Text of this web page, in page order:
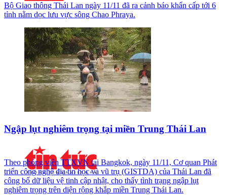
Bộ Giao thông Thái Lan ngày 11/11 đã ra cảnh báo khẩn cấp tới 6
tỉnh nằm dọc lưu vực sông Chao Phraya.
Ngập lụt nghiêm trọng tại miền Trung Thái Lan
Theo phóng viên TTXVN tại Bangkok, ngày 11/11, Cơ quan Phát
triển công nghệ địa tin học và vũ trụ (GISTDA) của Thái Lan đã
công bố dữ liệu vệ tinh cập nhật, cho thấy tình trạng ngập lụt
nghiêm trọng trên diện rộng khắp miền Trung Thái Lan.